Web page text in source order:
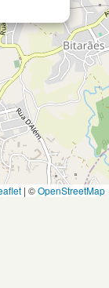
| ©OpenStreetMap